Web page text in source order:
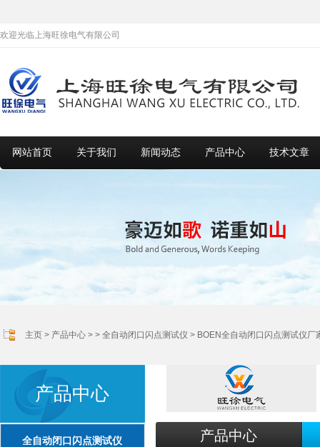
欢迎光临上海旺徐电气有限公司
网站首页 关于我们 新闻动态 产品中心 技术文章
主页 > 产品中心 > > 全自动闭口闪点测试仪 > BOEN全自动闭口闪点测试仪厂
产品中心
全自动闭口闪点测试仪 产品中心